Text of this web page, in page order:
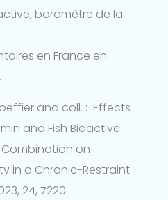
baromètre de la
en France en
and coll. : Effects
and Fish Bioactive
Combination on
in a Chronic-Restraint
24, 7220.